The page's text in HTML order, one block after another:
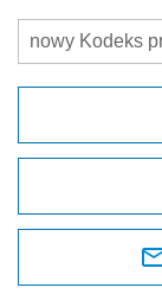
nowy Kodeks